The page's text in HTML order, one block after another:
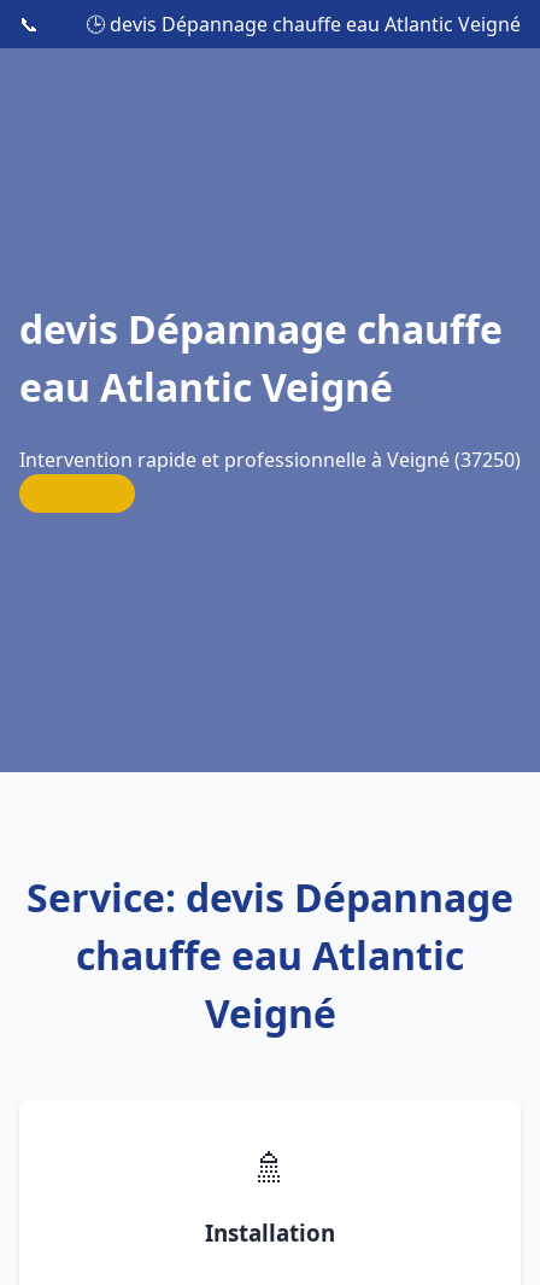
📞 🕒 devis Dépannage chauffe eau Atlantic Veigné
devis Dépannage chauffe
eau Atlantic Veigné
Intervention rapide et professionnelle à Veigné (37250)
Service: devis Dépannage
chauffe eau Atlantic
Veigné
🚿
Installation